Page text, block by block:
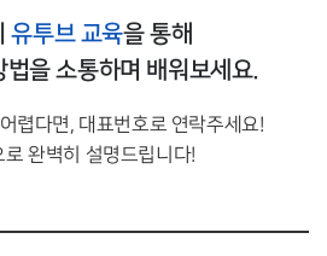
유투브 교육을 통해
법을 소통하며 배워보세요.
렵다면, 대표번호로 연락주세요!
로 완벽히 설명드립니다!